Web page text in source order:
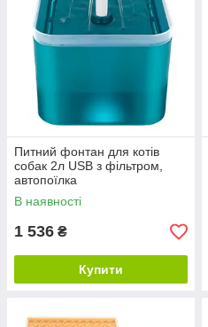
Питний фонтан для котів
собак 2л USB з фільтром,
автопоїлка
В наявності
1 536 ₴
Купити